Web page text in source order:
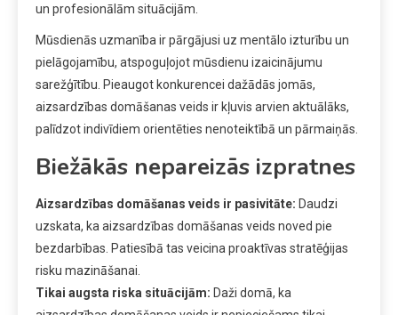
un profesionālām situācijām.
Mūsdienās uzmanība ir pārgājusi uz mentālo izturību un
pielāgojamību, atspoguļojot mūsdienu izaicinājumu
sarežģītību. Pieaugot konkurencei dažādās jomās,
aizsardzības domāšanas veids ir kļuvis arvien aktuālāks,
palīdzot indivīdiem orientēties nenoteiktībā un pārmaiņās.
Biežākās nepareizās izpratnes
Aizsardzības domāšanas veids ir pasivitāte: Daudzi
uzskata, ka aizsardzības domāšanas veids noved pie
bezdarbības. Patiesībā tas veicina proaktīvas stratēģijas
risku mazināšanai.
Tikai augsta riska situācijām: Daži domā, ka